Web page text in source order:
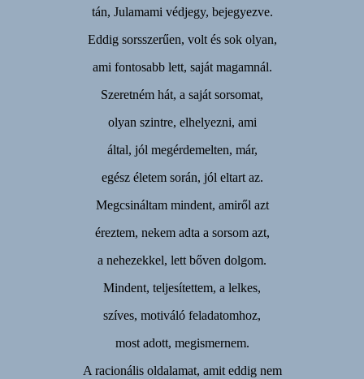
tán, Julamami védjegy, bejegyezve.
Eddig sorsszerűen, volt és sok olyan,
ami fontosabb lett, saját magamnál.
Szeretném hát, a saját sorsomat,
olyan szintre, elhelyezni, ami
által, jól megérdemelten, már,
egész életem során, jól eltart az.
Megcsináltam mindent, amiről azt
éreztem, nekem adta a sorsom azt,
a nehezekkel, lett bőven dolgom.
Mindent, teljesítettem, a lelkes,
szíves, motiváló feladatomhoz,
most adott, megismernem.
A racionális oldalamat, amit eddig nem